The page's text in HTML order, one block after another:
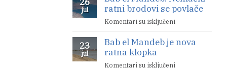
Bab
ni
jul
ratni brodovi se povlače
Komentari su isključeni
el
23
jul
Bab el Mandeb je nova
ratna klopka
Komentari su isključeni